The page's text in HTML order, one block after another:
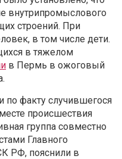
внутрипромыслового
строений. При
в том числе дети.
в тяжелом
в Пермь в ожоговый
по факту случившегося
происшествия
группа совместно
Главного
РФ, пояснили в